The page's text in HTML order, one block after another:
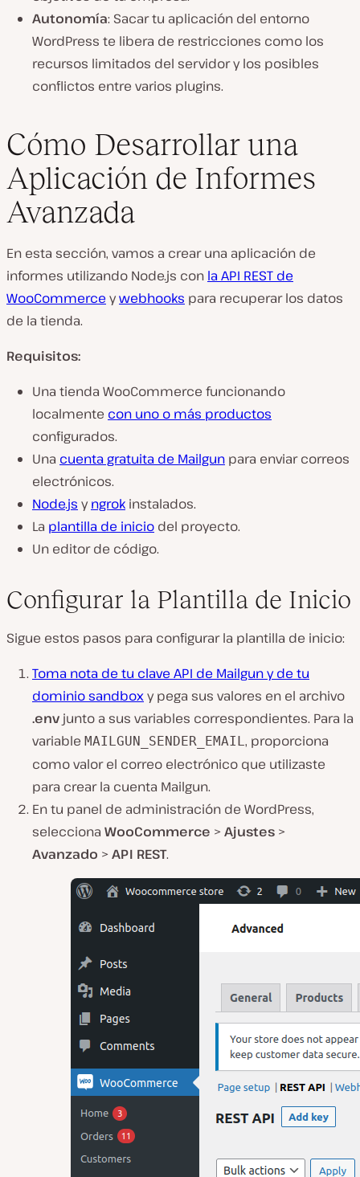
Autonomía: Sacar tu aplicación del entorno
WordPress te libera de restricciones como los
recursos limitados del servidor y los posibles
conflictos entre varios plugins.
Cómo Desarrollar una
Aplicación de Informes
Avanzada
En esta sección, vamos a crear una aplicación de
informes utilizando Node.js con la API REST de
WooCommerce ywebhooks para recuperar los datos
de la tienda.
Requisitos:
Una tienda WooCommerce funcionando
localmente con uno o más productos
configurados.
Una cuenta gratuita de Mailgun para enviar correos
electrónicos.
Node.js yngrok instalados.
La plantilla de inicio del proyecto.
Un editor de código.
Configurar la Plantilla de Inicio
Sigue estos pasos para configurar la plantilla de inicio:
Toma nota de tu clave API de Mailgun y de tu
dominio sandboxy pega sus valores en el archivo
.env junto a sus variables correspondientes. Para la
variable MAILGUN_SENDER_EMAIL, proporciona
como valor el correo electrónico que utilizaste
para crear la cuenta Mailgun.
En tu panel de administración de WordPress,
selecciona WooCommerce >Ajustes >
Avanzado >API REST.